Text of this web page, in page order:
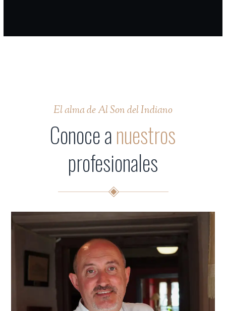
El alma de Al Son del Indiano
Conoce anuestros
profesionales